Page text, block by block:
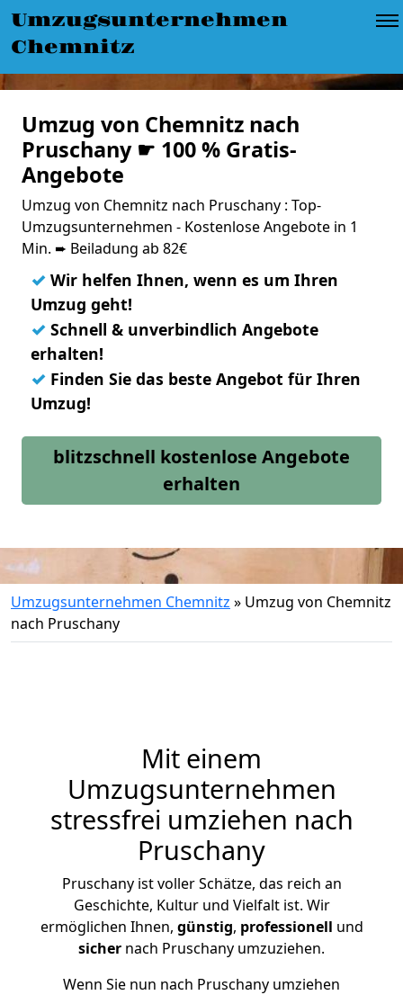
Umzugsunternehmen
Chemnitz
Umzug von Chemnitz nach
Pruschany ☛ 100 % Gratis-
Angebote
Umzug von Chemnitz nach Pruschany : Top-
Umzugsunternehmen - Kostenlose Angebote in 1
Min. ➨ Beiladung ab 82€
✓ Wir helfen Ihnen, wenn es um Ihren
Umzug geht!
✓ Schnell & unverbindlich Angebote
erhalten!
✓ Finden Sie das beste Angebot für Ihren
Umzug!
blitzschnell kostenlose Angebote
erhalten
Umzugsunternehmen Chemnitz » Umzug von Chemnitz
nach Pruschany
Mit einem
Umzugsunternehmen
stressfrei umziehen nach
Pruschany
Pruschany ist voller Schätze, das reich an
Geschichte, Kultur und Vielfalt ist. Wir
ermöglichen Ihnen, günstig, professionell und
sicher nach Pruschany umzuziehen.
Wenn Sie nun nach Pruschany umziehen